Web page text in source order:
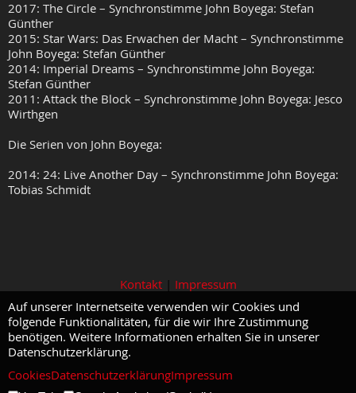
2017: The Circle – Synchronstimme John Boyega: Stefan
Günther
2015: Star Wars: Das Erwachen der Macht – Synchronstimme
John Boyega: Stefan Günther
2014: Imperial Dreams – Synchronstimme John Boyega:
Stefan Günther
2011: Attack the Block – Synchronstimme John Boyega: Jesco
Wirthgen
Die Serien von John Boyega:
2014: 24: Live Another Day – Synchronstimme John Boyega:
Tobias Schmidt
Kontakt| Impressum
Auf unserer Internetseite verwenden wir Cookies und
folgende Funktionalitäten, für die wir Ihre Zustimmung
benötigen. Weitere Informationen erhalten Sie in unserer
Datenschutzerklärung.
CookiesDatenschutzerklärungImpressum